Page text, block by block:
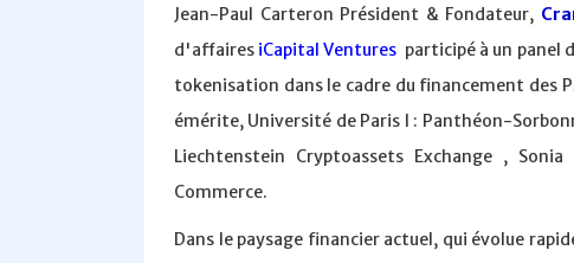
Jean-Paul Carteron Président & Fondateur,
d'affaires iCapital Ventures participé à un panel
tokenisation dans le cadre du financement des
émérite, Université de Paris I : Panthéon-
Liechtenstein Cryptoassets Exchange ,
Commerce.
Dans le paysage financier actuel, qui évolue